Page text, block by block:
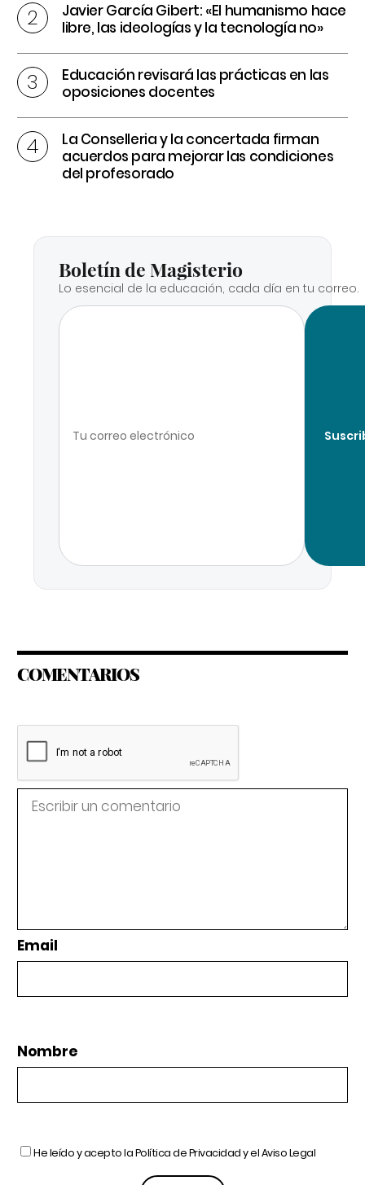
Javier García Gibert: «El humanismo hace
libre, las ideologías y la tecnología no»
Educación revisará las prácticas en las
oposiciones docentes
La Conselleria y la concertada firman
acuerdos para mejorar las condiciones
del profesorado
Boletín de Magisterio
Lo esencial de la educación, cada día en tu correo.
COMENTARIOS
Email
Nombre
He leído y acepto laPolítica de Privacidady elAviso Legal